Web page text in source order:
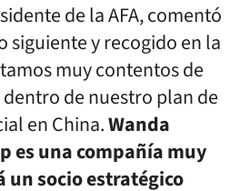
de la AFA, comentó
siguiente y recogido en la
muy contentos de
de nuestro plan de
en China.Wanda
es una compañía muy
un socio estratégico